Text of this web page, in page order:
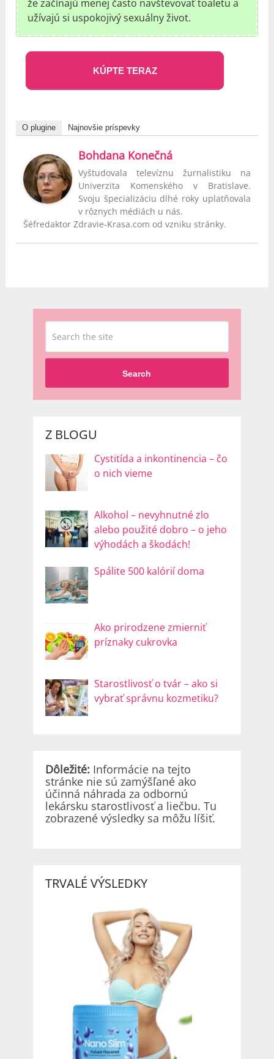
že začínajú menej často navštevovať toaletu a
užívajú si uspokojivý sexuálny život.
KÚPTE TERAZ
O plugine Najnovšie príspevky
Bohdana Konečná
Vyštudovala televíznu žurnalistiku na
Univerzita Komenského v Bratislave.
Svoju špecializáciu dlhé roky uplatňovala
v rôznych médiách u nás.
Šéfredaktor Zdravie-Krasa.com od vzniku stránky.
Search
Z BLOGU
Cystitída a inkontinencia – čo
o nich vieme
Alkohol – nevyhnutné zlo
alebo použité dobro – o jeho
výhodách a škodách!
Spálite 500 kalórií doma
Ako prirodzene zmierniť
príznaky cukrovka
Starostlivosť o tvár – ako si
vybrať správnu kozmetiku?
Dôležité: Informácie na tejto
stránke nie sú zamýšľané ako
účinná náhrada za odbornú
lekársku starostlivosť a liečbu. Tu
zobrazené výsledky sa môžu líšiť.
TRVALÉ VÝSLEDKY